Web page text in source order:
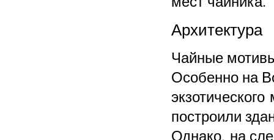
Архитектура
Чайные
Особенно на
построили
Однако, на